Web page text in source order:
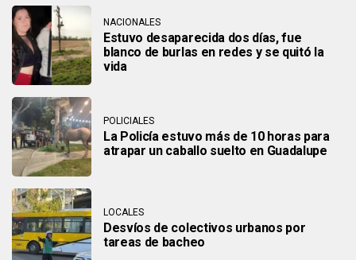
NACIONALES
Estuvo desaparecida dos días, fue
blanco de burlas en redes y se quitó la
vida
POLICIALES
La Policía estuvo más de 10 horas para
atrapar un caballo suelto en Guadalupe
LOCALES
Desvíos de colectivos urbanos por
tareas de bacheo